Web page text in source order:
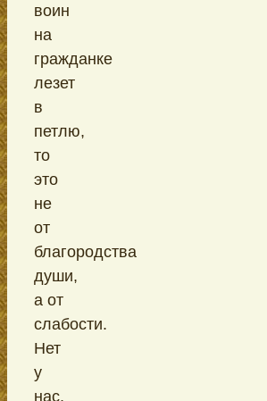
воин
на
гражданке
лезет
в
петлю,
то
это
не
от
благородства
души,
а от
слабости.
Нет
у
нас,